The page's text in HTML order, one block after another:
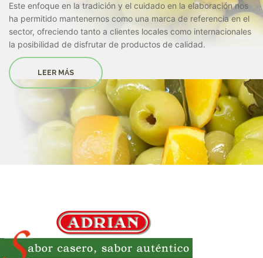
Este enfoque en la tradición y el cuidado en la elaboración nos
ha permitido mantenernos como una marca de referencia en el
sector, ofreciendo tanto a clientes locales como internacionales
la posibilidad de disfrutar de productos de calidad.
LEER MÁS